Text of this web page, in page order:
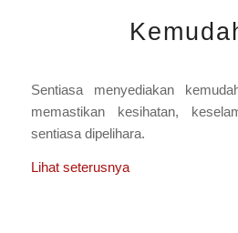
Sentiasa menyediakan
memastikan kesihatan,
sentiasa dipelihara.
Lihat seterusnya